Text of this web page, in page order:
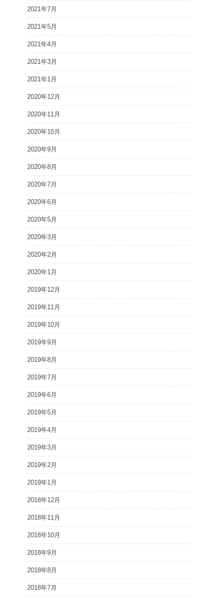
2021年7月
2021年5月
2021年4月
2021年3月
2021年1月
2020年12月
2020年11月
2020年10月
2020年9月
2020年8月
2020年7月
2020年6月
2020年5月
2020年3月
2020年2月
2020年1月
2019年12月
2019年11月
2019年10月
2019年9月
2019年8月
2019年7月
2019年6月
2019年5月
2019年4月
2019年3月
2019年2月
2019年1月
2018年12月
2018年11月
2018年10月
2018年9月
2018年8月
2018年7月